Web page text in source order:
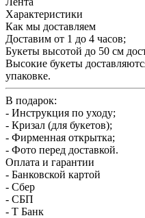
Характеристики
Как мы доставляем
Доставим от 1 до 4 часов;
Букеты высотой до 50 см
Высокие букеты
упаковке.
В подарок:
- Инструкция по уходу;
- Кризал (для букетов);
- Фирменная открытка;
- Фото перед доставкой.
Оплата и гарантии
- Банковской картой
- Сбер
- СБП
- Т Банк